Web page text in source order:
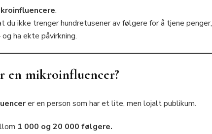
.
du ikke trenger hundretusener av følgere for å tjene penger,
ha ekte påvirkning.
en mikroinfluencer?
er en person som har et lite, men lojalt publikum.
1 000 og 20 000 følgere.